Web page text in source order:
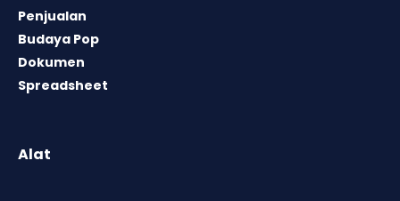
Penjualan
Budaya Pop
Dokumen
Spreadsheet
Alat